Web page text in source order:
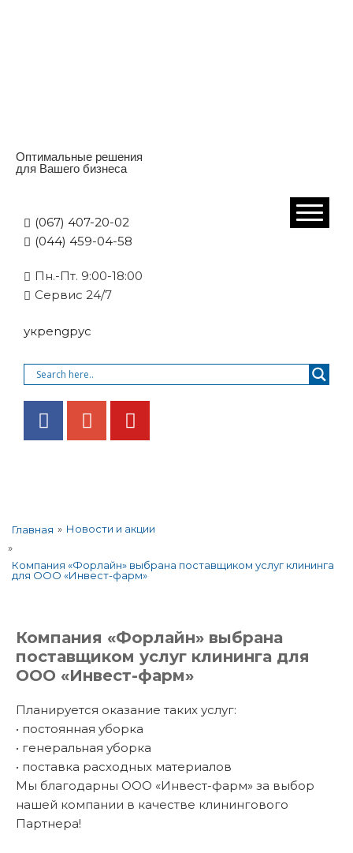
Оптимальные решения
для Вашего бизнеса
(067) 407-20-02
(044) 459-04-58
Пн.-Пт. 9:00-18:00
Cервис 24/7
укрengрус
Главная » Новости и акции
»
Компания «Форлайн» выбрана поставщиком услуг клининга
для ООО «Инвест-фарм»
Компания «Форлайн» выбрана
поставщиком услуг клининга для
ООО «Инвест-фарм»
Планируется оказание таких услуг:
• постоянная уборка
• генеральная уборка
• поставка расходных материалов
Мы благодарны ООО «Инвест-фарм» за выбор
нашей компании в качестве клинингового
Партнера!